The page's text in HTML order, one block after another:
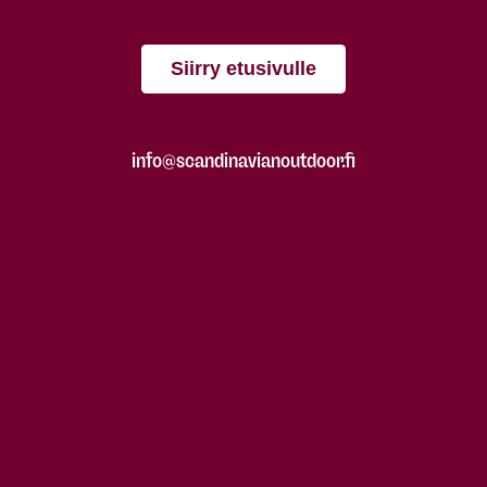
Siirry etusivulle
info@scandinavianoutdoor.fi